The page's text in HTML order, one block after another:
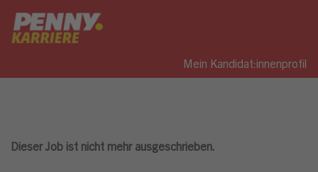
Mein Kandidat:innenprofil
Dieser Job ist nicht mehr ausgeschrieben.